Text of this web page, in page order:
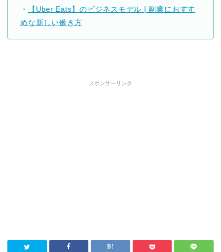
・
【Uber Eats】のビジネスモデル | 副業におすす
めな新しい働き方
スポンサーリンク